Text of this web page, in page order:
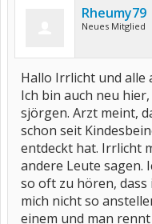
Rheumy79
Neues Mitglied
Hallo Irrlicht und alle
Ich bin auch neu
sjörgen. Arzt meint,
schon seit
entdeckt hat. Irrlicht
andere Leute sagen.
so oft zu hören, dass
mich nicht so
einem und man